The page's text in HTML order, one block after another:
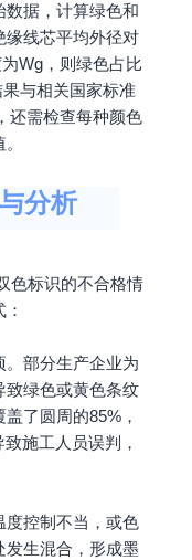
据，计算绿色和
缘线芯平均外径对
Wg，则绿色占比
果与相关国家标准
还需检查每种颜色
分析
色标识的不合格情
部分生产企业为
致绿色或黄色条纹
了圆周的85%，
施工人员误判，
度控制不当，或色
发生混合，形成墨